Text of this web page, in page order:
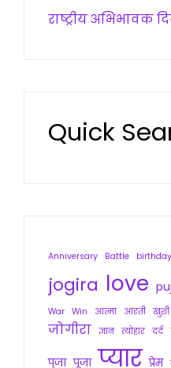
राष्ट्रीय अभिभावक
Quick
Anniversary Battle birthday
jogira love
War Win आत्मा आरती खुशी
जोगीरा ज्ञान त्योहार दर्द
पुजा पूजा प्यार प्रेम